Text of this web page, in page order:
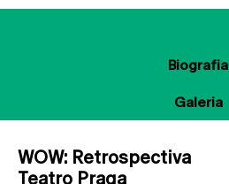
Biografia
Galeria
WOW: Retrospectiva
Teatro Praga